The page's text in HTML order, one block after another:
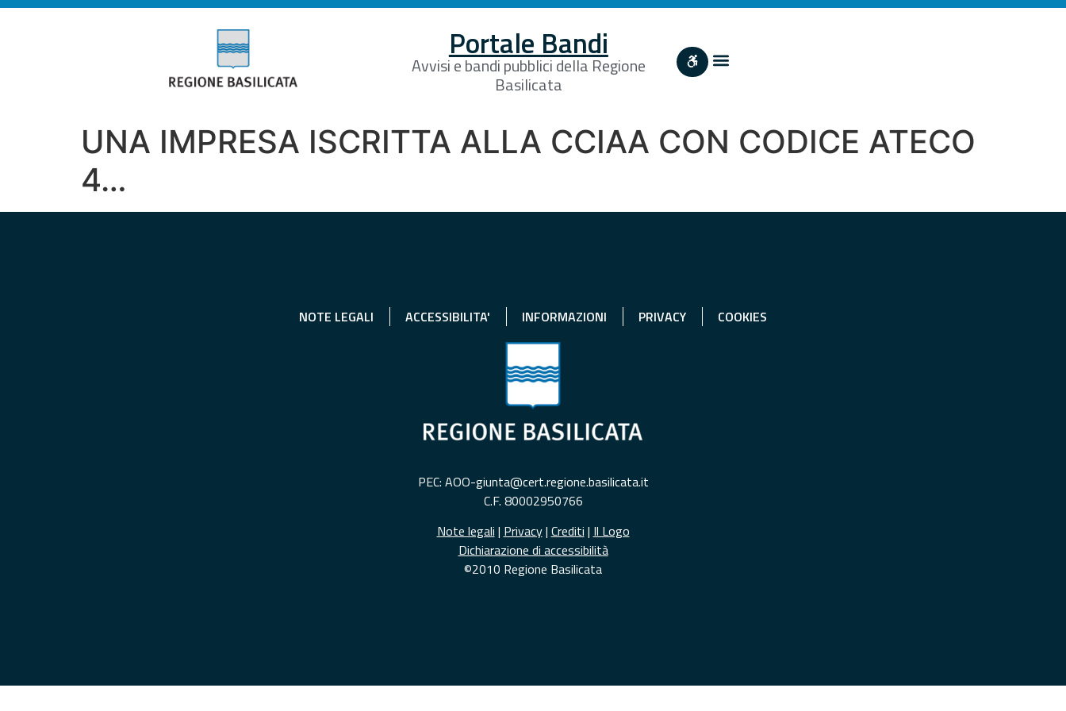
Portale Bandi
Avvisi e bandi pubblici della Regione
Basilicata
UNA IMPRESA ISCRITTA ALLA CCIAA CON CODICE ATECO
4…
NOTE LEGALI ACCESSIBILITA' INFORMAZIONI PRIVACY COOKIES
PEC: AOO-giunta@cert.regione.basilicata.it
C.F. 80002950766
Note legali | Privacy| Crediti | Il Logo
Dichiarazione di accessibilità
©2010 Regione Basilicata